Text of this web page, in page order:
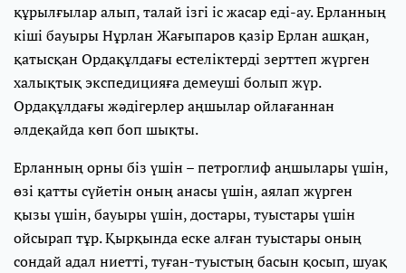
құрылғылар алып, талай ізгі іс жасар еді-ау. Ерланның
кіші бауыры Нұрлан Жағыпаров қазір Ерлан ашқан,
қатысқан Ордақұлдағы естеліктерді зерттеп жүрген
халықтық экспедицияға демеуші болып жүр.
Ордақұлдағы жәдігерлер аңшылар ойлағаннан
әлдеқайда көп боп шықты.
Ерланның орны біз үшін – петроглиф аңшылары үшін,
өзі қатты сүйетін оның анасы үшін, аялап жүрген
қызы үшін, бауыры үшін, достары, туыстары үшін
ойсырап тұр. Қырқында еске алған туыстары оның
сондай адал ниетті, туған-туыстың басын қосып, шуақ